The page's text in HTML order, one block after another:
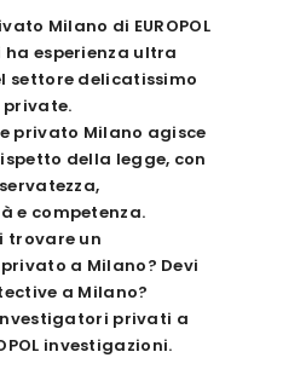
Milano di EUROPOL
esperienza ultra
settore delicatissimo
privato Milano agisce
della legge, con
e competenza.
trovare un
a Milano? Devi
a Milano?
privati a
investigazioni.